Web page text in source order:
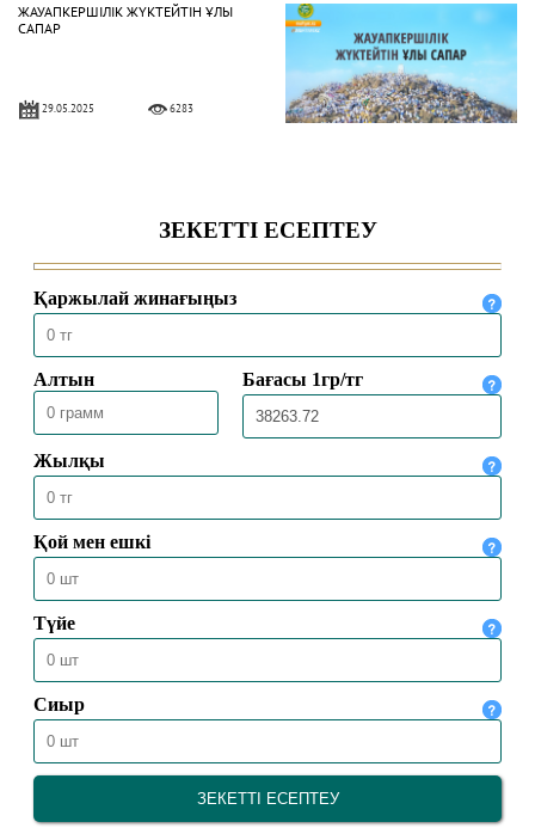
ЖАУАПКЕРШІЛІК ЖҮКТЕЙТІН ҰЛЫ
САПАР
29.05.2025 6283
16.04.2025 8704
ЕҢБЕК ЕТУ ӘДЕБІ
24.02.2025